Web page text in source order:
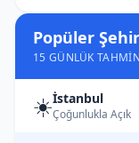
Popüler
15 GÜNLÜK TAHMIN
☀️İstanbul
Çoğunlukla Açık